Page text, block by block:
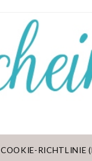
COOKIE-RICHTLINIE